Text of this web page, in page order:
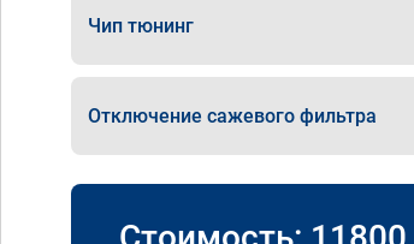
Чип тюнинг
Отключение сажевого фильтра